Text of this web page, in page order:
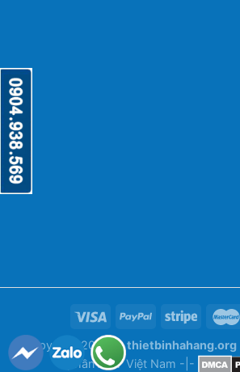
Copyright 2026 ©thietbinhahang.org
phần ANY Việt Nam -|-